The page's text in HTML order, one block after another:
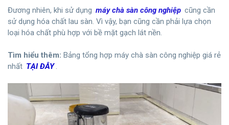
Đương nhiên, khi sử dụng máy chà sàn công nghiệp cũng cần
sử dụng hóa chất lau sàn. Vì vậy, bạn cũng cần phải lựa chọn
loại hóa chất phù hợp với bề mặt gạch lát nền.
Tìm hiểu thêm: Bảng tổng hợp máy chà sàn công nghiệp giá rẻ
nhất TẠI ĐÂY .